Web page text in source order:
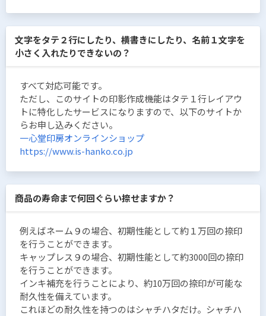
文字をタテ２行にしたり、横書きにしたり、名前１文字を
小さく入れたりできないの？
すべて対応可能です。
ただし、このサイトの印影作成機能はタテ１行レイアウ
トに特化したサービスになりますので、以下のサイトか
らお申し込みください。
一心堂印房オンラインショップ
https://www.is-hanko.co.jp
商品の寿命まで何回ぐらい捺せますか？
例えばネーム９の場合、初期性能として約１万回の捺印
を行うことができます。
キャップレス９の場合、初期性能として約3000回の捺印
を行うことができます。
インキ補充を行うことにより、約10万回の捺印が可能な
耐久性を備えています。
これほどの耐久性を持つのはシャチハタだけ。シャチハ